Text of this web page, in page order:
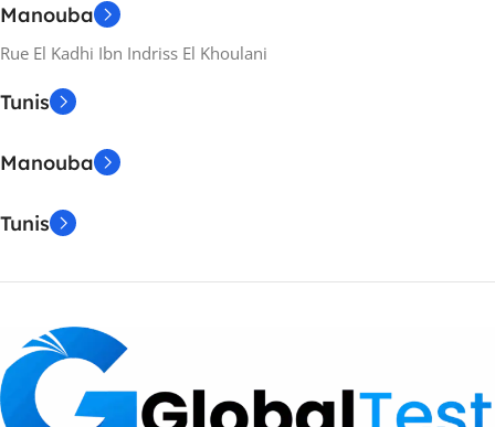
Manouba
Rue El Kadhi Ibn Indriss El Khoulani
Tunis
Manouba
Tunis